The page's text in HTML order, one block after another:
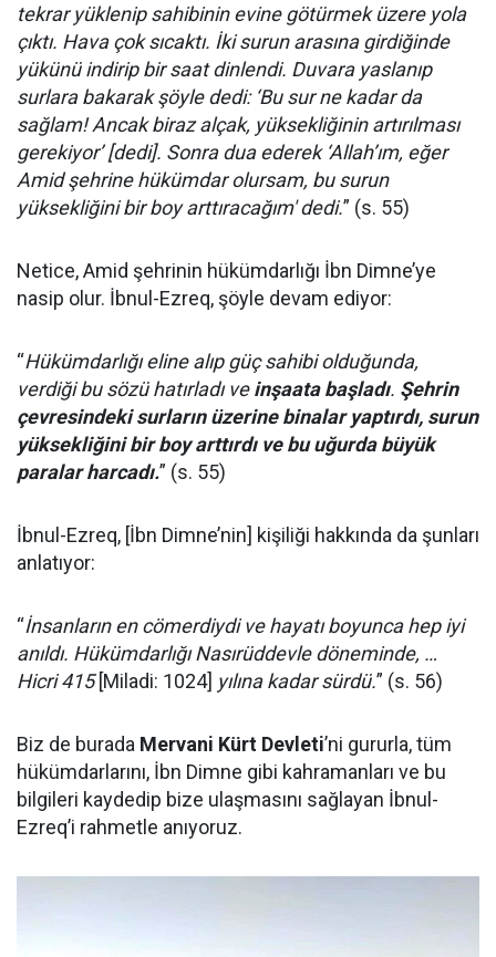
tekrar yüklenip sahibinin evine götürmek üzere yola
çıktı. Hava çok sıcaktı. İki surun arasına girdiğinde
yükünü indirip bir saat dinlendi. Duvara yaslanıp
surlara bakarak şöyle dedi: ‘Bu sur ne kadar da
sağlam! Ancak biraz alçak, yüksekliğinin artırılması
gerekiyor’ [dedi]. Sonra dua ederek ‘Allah’ım, eğer
Amid şehrine hükümdar olursam, bu surun
yüksekliğini bir boy arttıracağım' dedi.” (s. 55)
Netice, Amid şehrinin hükümdarlığı İbn Dimne’ye
nasip olur. İbnul-Ezreq, şöyle devam ediyor:
“Hükümdarlığı eline alıp güç sahibi olduğunda,
verdiği bu sözü hatırladı veinşaata başladı. Şehrin
çevresindeki surların üzerine binalar yaptırdı, surun
yüksekliğini bir boy arttırdı ve bu uğurda büyük
paralar harcadı.” (s. 55)
İbnul-Ezreq, [İbn Dimne’nin] kişiliği hakkında da şunları
anlatıyor:
“İnsanların en cömerdiydi ve hayatı boyunca hep iyi
anıldı. Hükümdarlığı Nasırüddevle döneminde, …
Hicri 415[Miladi: 1024] yılına kadar sürdü.” (s. 56)
Biz de burada Mervani Kürt Devleti’ni gururla, tüm
hükümdarlarını, İbn Dimne gibi kahramanları ve bu
bilgileri kaydedip bize ulaşmasını sağlayan İbnul-
Ezreq’i rahmetle anıyoruz.